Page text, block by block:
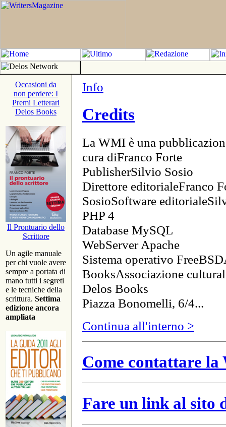
Occasioni da
non perdere: I
Premi Letterari
Delos Books
Il Prontuario dello
Scrittore
Un agile manuale
per chi vuole avere
sempre a portata di
mano tutti i segreti
e le tecniche della
scrittura. Settima
edizione ancora
ampliata
Info
Credits
La WMI è una
cura diFranco Forte
PublisherSilvio Sosio
Direttore editorialeFranco
SosioSoftware
PHP 4
Database MySQL
WebServer Apache
Sistema operativo
BooksAssociazione
Delos Books
Piazza Bonomelli, 6/4...
Continua all'interno >
Come contattare
Fare un link al sito